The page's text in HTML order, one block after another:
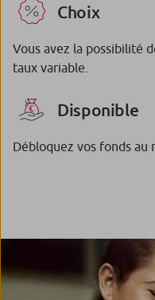
Choix
Vous avez la possibilité
taux variable.
Disponible
Débloquez vos fonds au